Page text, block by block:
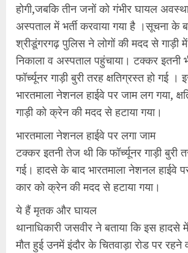
होगी,जबकि तीन जनों को गंभीर घायल
अस्पताल में भर्ती करवाया गया है ।सूचना के
श्रीडूंगरगढ़ पुलिस ने लोगों की मदद से गाड़ी
निकाला व अस्पताल पहुंचाया। टक्कर इतनी
फॉर्च्यूनर गाड़ी बुरी तरह क्षतिग्रस्त हो गई
भारतमाला नेशनल हाईवे पर जाम लग गया,
गाड़ी को क्रेन की मदद से हटाया गया।
भारतमाला नेशनल हाईवे पर लगा जाम
टक्कर इतनी तेज थी कि फॉर्च्यूनर गाड़ी बुरी
गई। हादसे के बाद भारतमाला नेशनल हाईवे
कार को क्रेन की मदद से हटाया गया।
ये हैं मृतक और घायल
थानाधिकारी जसवीर ने बताया कि इस हादसे
मौत हुई उनमें इंदौर के चितवाड़ा रोड पर रहने